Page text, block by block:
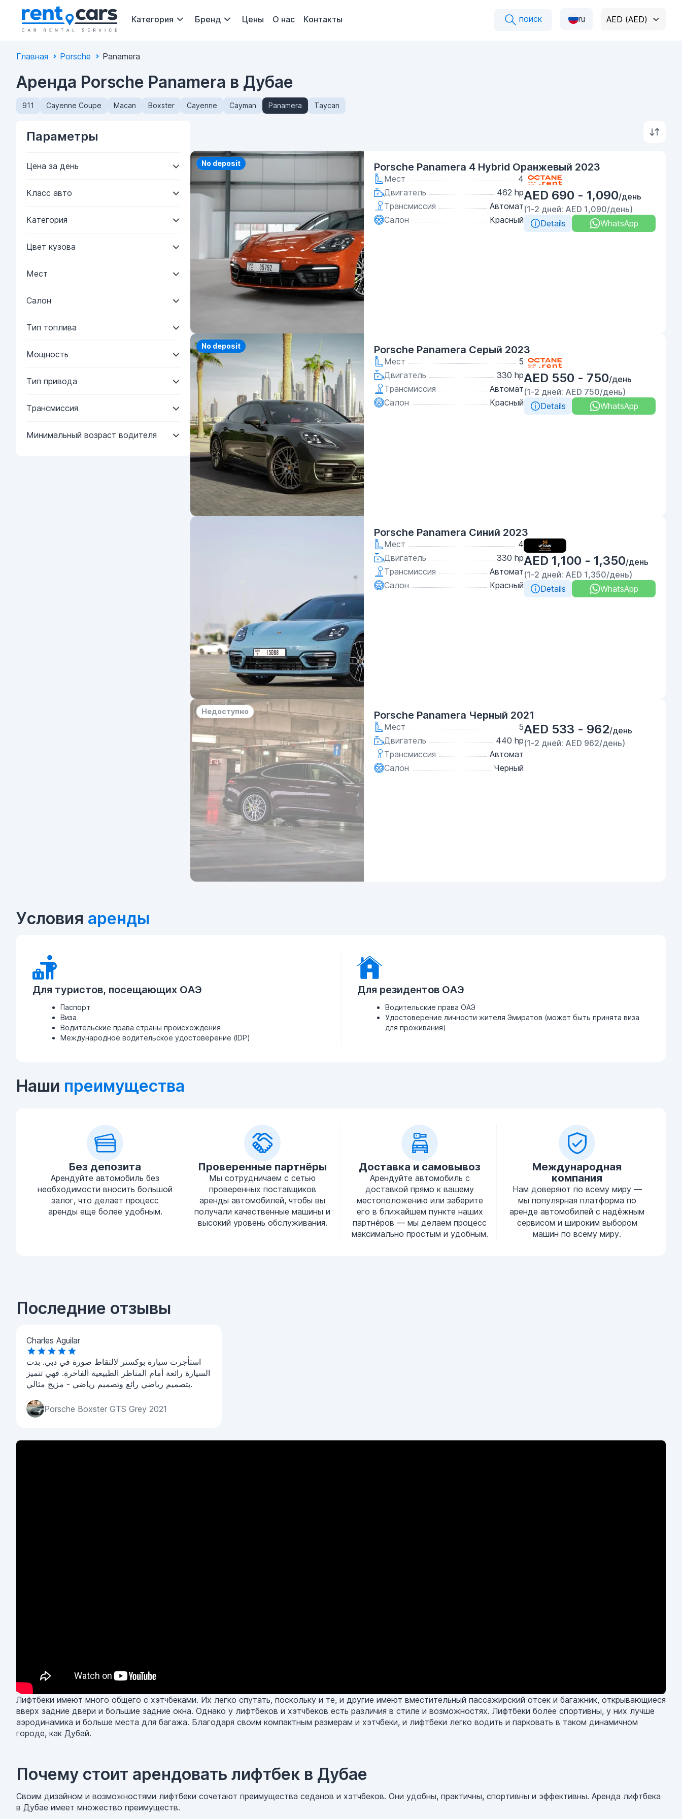
Категория Бренд Цены О нас Контакты поиск ru AED (AED)
Главная Porsche Panamera
Аренда Porsche Panamera в Дубае
911 Cayenne Coupe Macan Boxster Cayenne Cayman Panamera Taycan
Параметры
Цена за день
Класс авто
Категория
Цвет кузова
Мест
Салон
Тип топлива
Мощность
Тип привода
Трансмиссия
Минимальный возраст водителя
Priority
No deposit Porsche Panamera 4 Hybrid Оранжевый 2023
Мест
4
Двигатель
462 hp
Трансмиссия
Автомат
Салон
Красный
AED 690 - 1,090/день
(1-2 дней: AED 1,090/день)
Details
WhatsApp
Priority
No deposit Porsche Panamera Серый 2023
Мест
5
Двигатель
330 hp
Трансмиссия
Автомат
Салон
Красный
AED 550 - 750/день
(1-2 дней: AED 750/день)
Details
WhatsApp
Porsche Panamera Синий 2023
Мест
4
Двигатель
330 hp
Трансмиссия
Автомат
Салон
Красный
AED 1,100 - 1,350/день
(1-2 дней: AED 1,350/день)
Details
WhatsApp
Недоступно Porsche Panamera Черный 2021
Мест
5
Двигатель
440 hp
Трансмиссия
Автомат
Салон
Черный
AED 533 - 962/день
(1-2 дней: AED 962/день)
Условия аренды
Для туристов, посещающих ОАЭ
Паспорт
Виза
Водительские права страны происхождения
Международное водительское удостоверение (IDP)
Для резидентов ОАЭ
Водительские права ОАЭ
Удостоверение личности жителя Эмиратов (может быть принята виза
для проживания)
Наши преимущества
Без депозита
Арендуйте автомобиль без
необходимости вносить большой
залог, что делает процесс
аренды еще более удобным.
Проверенные партнёры
Мы сотрудничаем с сетью
проверенных поставщиков
аренды автомобилей, чтобы вы
получали качественные машины и
высокий уровень обслуживания.
Доставка и самовывоз
Арендуйте автомобиль с
доставкой прямо к вашему
местоположению или заберите
его в ближайшем пункте наших
партнёров — мы делаем процесс
максимально простым и удобным.
Международная
компания
Нам доверяют по всему миру —
мы популярная платформа по
аренде автомобилей с надёжным
сервисом и широким выбором
машин по всему миру.
Последние отзывы
Charles Aguilar
استأجرت سيارة بوكستر لالتقاط صورة في دبي. بدت
السيارة رائعة أمام المناظر الطبيعية الفاخرة. فهي تتميز
بتصميم رياضي رائع وتصميم رياضي - مزيج مثالي.
Porsche Boxster GTS Grey 2021
Лифтбеки имеют много общего с хэтчбеками. Их легко спутать, поскольку и те, и другие имеют вместительный пассажирский отсек и багажник, открывающиеся
вверх задние двери и большие задние окна. Однако у лифтбеков и хэтчбеков есть различия в стиле и возможностях. Лифтбеки более спортивны, у них лучше
аэродинамика и больше места для багажа. Благодаря своим компактным размерам и хэтчбеки, и лифтбеки легко водить и парковать в таком динамичном
городе, как Дубай.
Почему стоит арендовать лифтбек в Дубае
Своим дизайном и возможностями лифтбеки сочетают преимущества седанов и хэтчбеков. Они удобны, практичны, спортивны и эффективны. Аренда лифтбека
в Дубае имеет множество преимуществ.